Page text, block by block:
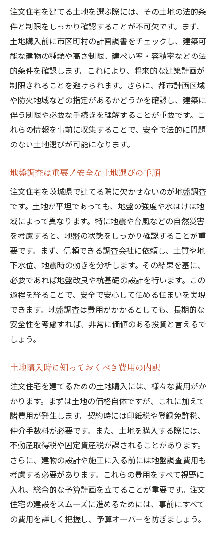
自然素材を活かした環境に優しい家づくり
光と風を取り入れる設計の工夫
将来のリフォームを見据えた柔軟な設計
住み心地を左右する断熱・防音対策
注文住宅のFAQで見逃せないポイントを解説
よくある質問から学ぶ重要なポイント
初めての注文住宅で気をつけるべきこと
専門家への相談で解決する一般的な疑問
契約時に確認すべき重要事項
施工中のトラブルを未然に防ぐための知識
茨城県で理想の注文住宅を実現するための総合
アドバイス
全体のプロセスを俯瞰して計画を立てる方
法
地域の特性を活かした注文住宅の提案
住み始めてからの満足度を高める工夫
注文住宅成功のためのコミュニケーション
術
長期的な視点で考える家づくりのコツ
注文住宅を建てる土地を選ぶ際には、その土地の法的条
件と制限をしっかり確認することが不可欠です。まず、
土地購入前に市区町村の計画調書をチェックし、建築可
能な建物の種類や高さ制限、建ぺい率・容積率などの法
的条件を確認します。これにより、将来的な建築計画が
制限されることを避けられます。さらに、都市計画区域
や防火地域などの指定があるかどうかを確認し、建築に
伴う制限や必要な手続きを理解することが重要です。こ
れらの情報を事前に収集することで、安全で法的に問題
のない土地選びが可能になります。
地盤調査は重要！安全な土地選びの手順
注文住宅を茨城県で建てる際に欠かせないのが地盤調査
です。土地が平坦であっても、地盤の強度や水はけは地
域によって異なります。特に地震や台風などの自然災害
を考慮すると、地盤の状態をしっかり確認することが重
要です。まず、信頼できる調査会社に依頼し、土質や地
下水位、地震時の動きを分析します。その結果を基に、
必要であれば地盤改良や杭基礎の設計を行います。この
過程を経ることで、安全で安心して住める住まいを実現
できます。地盤調査は費用がかかるとしても、長期的な
安全性を考慮すれば、非常に価値のある投資と言えるで
しょう。
土地購入時に知っておくべき費用の内訳
注文住宅を建てるための土地購入には、様々な費用がか
かります。まずは土地の価格自体ですが、これに加えて
諸費用が発生します。契約時には印紙税や登録免許税、
仲介手数料が必要です。また、土地を購入する際には、
不動産取得税や固定資産税が課されることがあります。
さらに、建物の設計や施工に入る前には地盤調査費用も
考慮する必要があります。これらの費用をすべて視野に
入れ、総合的な予算計画を立てることが重要です。注文
住宅の建設をスムーズに進めるためには、事前にすべて
の費用を詳しく把握し、予算オーバーを防ぎましょう。